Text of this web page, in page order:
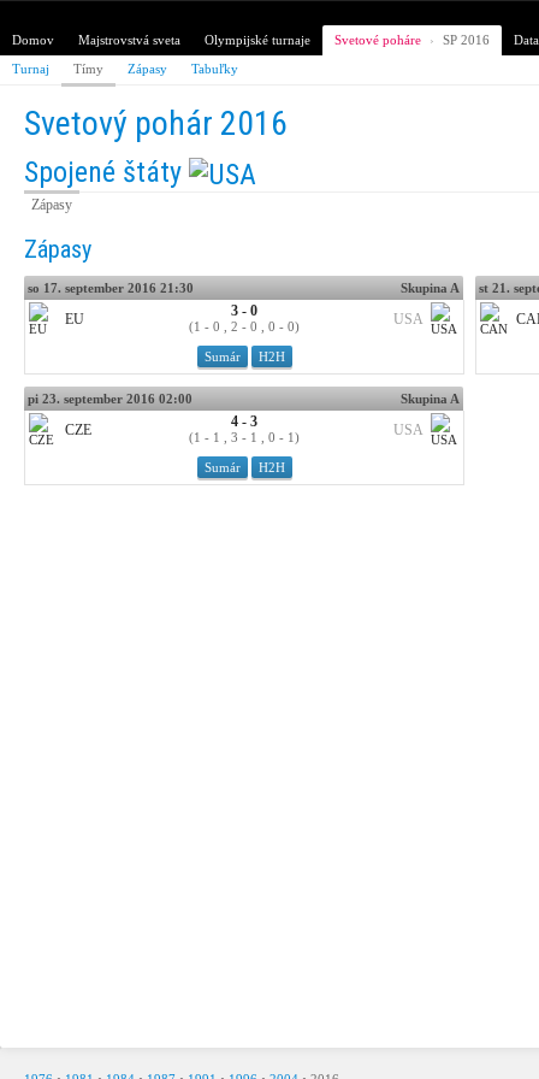
Domov Majstrovstvá sveta Olympijské turnaje Svetové poháre › SP 2016
Turnaj
Tímy Zápasy Tabuľky
Svetový pohár 2016
Spojené štáty
Zápasy
Zápasy
so 17. september 2016 21:30 Skupina A
Sumár H2H
EU 3 - 0
(1 - 0 , 2 - 0 , 0 - 0) USA
st 21.
pi 23. september 2016 02:00 Skupina A
Sumár H2H
CZE 4 - 3
(1 - 1 , 3 - 1 , 0 - 1) USA